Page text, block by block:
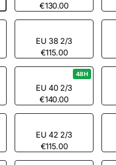
€130.00
€115.00
EU 38 2/3
€140.00
EU 40 2/3
48H
€115.00
EU 42 2/3